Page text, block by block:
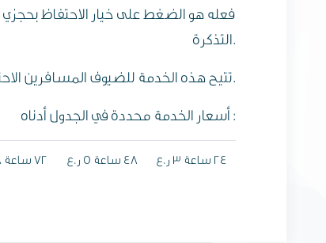
التذكرة.
تتيح هذه الخدمة للضيوف المسافرين الاحتفاظ بحجوزاتهم بدءًا من 24 ساعة ولغاية 72 ساعة وذلك وفقاً لموعد مغادرة الرحلة وفئة سعر التذكرة.
أسعار الخدمة محددة في الجدول أدناه :
24 ساعة 3 ر.ع 48 ساعة 5 ر.ع 72 ساعة 8 ر.ع